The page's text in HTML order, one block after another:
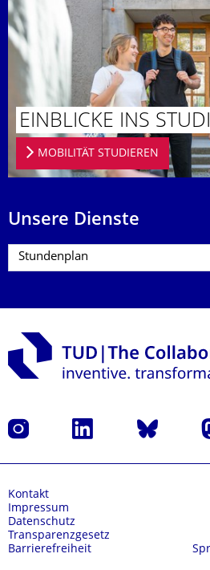
EINBLICKE INS
MOBILITÄT STUDIEREN
Unsere Dienste
Instagram LinkedIn Bluesky
Kontakt
Impressum
Datenschutz
Transparenzgesetz
Barrierefreiheit